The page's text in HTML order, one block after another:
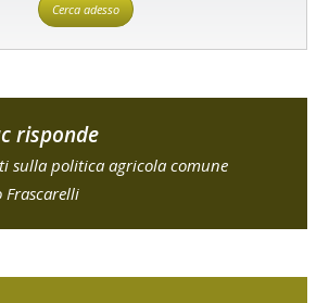
Cerca adesso
risponde
sulla politica agricola comune
Frascarelli